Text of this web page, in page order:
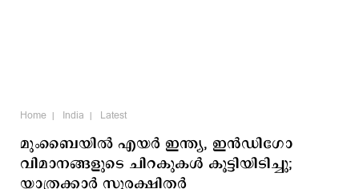
Home India Latest
മുംബൈയിൽ എയർ ഇന്ത്യ, ഇൻഡിഗോ
വിമാനങ്ങളുടെ ചിറകുകൾ കൂട്ടിയിടിച്ചു;
യാത്രക്കാര്‍ ‌സുരക്ഷിതര്‍